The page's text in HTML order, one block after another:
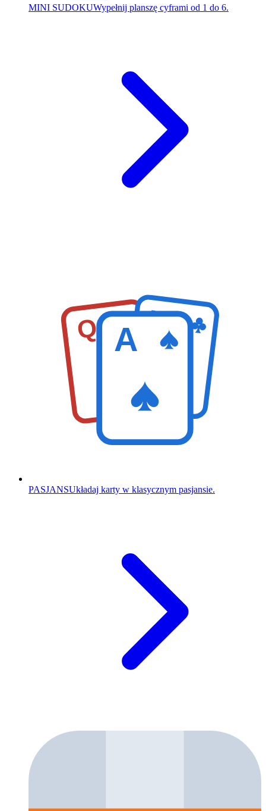
MINI SUDOKUWypełnij planszę cyframi od 1 do 6.
Q K
A
PASJANSUkładaj karty w klasycznym pasjansie.